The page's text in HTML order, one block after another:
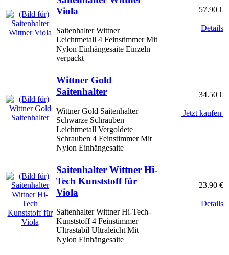
Viola
Saitenhalter Wittner
Leichtmetall 4 Feinstimmer Mit
Nylon Einhängesaite Einzeln
verpackt
57.90 €
Details
Wittner Gold
Saitenhalter
Wittner Gold Saitenhalter
Schwarze Schrauben
Leichtmetall Vergoldete
Schrauben 4 Feinstimmer Mit
Nylon Einhängesaite
34.50 €
Jetzt kaufen
Saitenhalter Wittner Hi-
Tech Kunststoff für
Viola
Saitenhalter Wittner Hi-Tech-
Kunststoff 4 Feinstimmer
Ultrastabil Ultraleicht Mit
Nylon Einhängesaite
23.90 €
Details